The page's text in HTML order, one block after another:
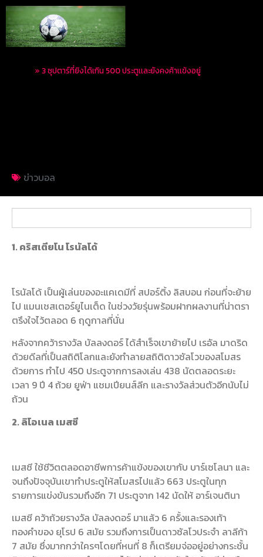
» 3 ซุปตาร์ที่ยิงได้เกิน 500 ประตูเเละยังคงค้าเเข้งอยู่
ข่าวบอล
1. คริสเตียโน โรนัลโด้
โรนัลโด้ เป็นผู้เล่นของอะแคเดมีที่ สปอร์ติ้ง ลิสบอน ก่อนที่จะย้าย
ไป แมนเชสเตอร์ยูไนเต็ด ในช่วงวัยรุ่นพร้อมฝากผลงานที่น่าตรา
ตรึงใจไว้ตลอด 6 ฤดูกาลที่นั่น
หลังจากคว้ารางวัล บัลลงดอร์ ได้สำเร็จเขาย้ายไป เรอัล มาดริด
ด้วยดีลที่เป็นสถิติโลกและยังทำลายสถิติดาวซัลโวของสโมสร
ด้วยการ ทำไป 450 ประตูจากการลงเล่น 438 นัดตลอดระยะ
เวลา 9 ปี 4 ถ้วย ยูฟ่า แชมเปียนส์ลีก และรางวัลส่วนตัวอีกนับไม่
ถ้วน
2. ลิโอเนล เมสซี
เมสซี ใช้ชีวิตตลอดอาชีพการค้าแข้งของเขากับ บาร์เซโลนา และ
จนถึงปัจจุบันเขาทำประตูให้สโมสรไปแล้ว 663 ประตูในทุก
รายการแข่งขันรวมถึงอีก 71 ประตูจาก 142 นัดให้ อาร์เจนตินา
เมสซี คว้าถ้วยรางวัล บัลลงดอร์ มาแล้ว 6 ครั้งและรองเท้า
ทองคำของ ยุโรป 6 สมัย รวมถึงการเป็นดาวซัลโวประจำ ลาลีก้า
7 สมัย ซึ่งมากกว่าใครๆโดยที่หนที่ 8 ก็เตรียมจ่ออยู่อย่างกระชั้น